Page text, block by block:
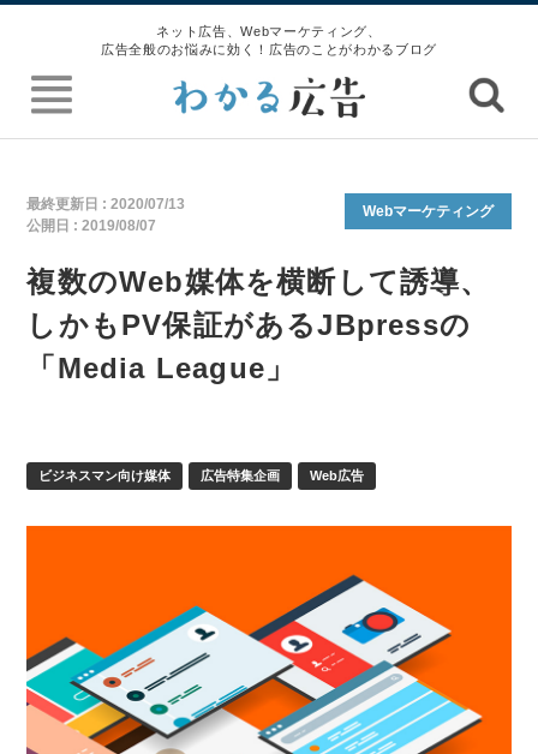
ネット広告、Webマーケティング、
広告全般のお悩みに効く！広告のことがわかるブログ
最終更新日 :2020/07/13
公開日 :2019/08/07
Webマーケティング
複数のWeb媒体を横断して誘導、
しかもPV保証があるJBpressの
「Media League」
ビジネスマン向け媒体 広告特集企画 Web広告